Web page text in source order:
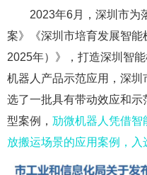
2023年6月，深圳市为
案》《深圳市培育发展智
2025年）》，打造深圳智
机器人产品示范应用，深
选了一批具有带动效应和
型案例， 劢微机器人凭借智
放搬运场景的应用案例，入